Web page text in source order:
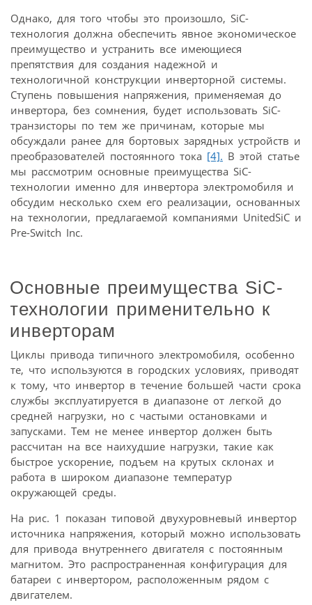
Однако, для того чтобы это произошло, SiC-
технология должна обеспечить явное экономическое
преимущество и устранить все имеющиеся
препятствия для создания надежной и
технологичной конструкции инверторной системы.
Ступень повышения напряжения, применяемая до
инвертора, без сомнения, будет использовать SiC-
транзисторы по тем же причинам, которые мы
обсуждали ранее для бортовых зарядных устройств и
преобразователей постоянного тока [4]. В этой статье
мы рассмотрим основные преимущества SiC-
технологии именно для инвертора электромобиля и
обсудим несколько схем его реализации, основанных
на технологии, предлагаемой компаниями UnitedSiC и
Pre-Switch Inc.
Основные преимущества SiC-
технологии применительно к
инверторам
Циклы привода типичного электромобиля, особенно
те, что используются в городских условиях, приводят
к тому, что инвертор в течение большей части срока
службы эксплуатируется в диапазоне от легкой до
средней нагрузки, но с частыми остановками и
запусками. Тем не менее инвертор должен быть
рассчитан на все наихудшие нагрузки, такие как
быстрое ускорение, подъем на крутых склонах и
работа в широком диапазоне температур
окружающей среды.
На рис. 1 показан типовой двухуровневый инвертор
источника напряжения, который можно использовать
для привода внутреннего двигателя с постоянным
магнитом. Это распространенная конфигурация для
батареи с инвертором, расположенным рядом с
двигателем.